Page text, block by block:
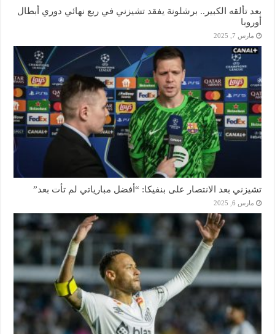
بعد تألقه الكبير.. برشلونة يفقد تشيزني في ربع نهائي دوري أبطال
أوروبا
مارس 7, 2025
تشيزني بعد الانتصار على بنفيكا: “أفضل مبارياتي لم تأت بعد”
مارس 6, 2025